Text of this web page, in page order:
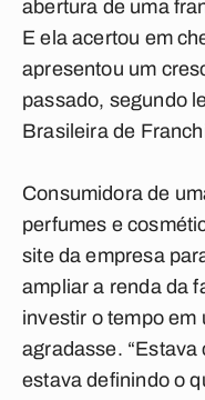
abertura de uma
E ela acertou em
apresentou um
passado, segundo
Brasileira de
Consumidora de
perfumes e
site da empresa
ampliar a renda da
investir o tempo em
agradasse. “Estava
estava definindo o